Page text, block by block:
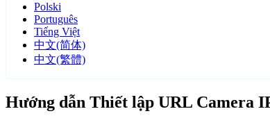
Polski
Português
Tiếng Việt
中文(简体)
中文(繁體)
Hướng dẫn Thiết lập URL Camera